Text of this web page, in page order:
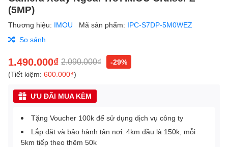
(5MP)
Thương hiệu: IMOU Mã sản phẩm: IPC-S7DP-5M0WEZ
So sánh
1.490.000₫ 2.090.000₫
-29%
(Tiết kiệm: 600.000₫)
ƯU ĐÃI MUA KÈM
Tặng Voucher 100k để sử dụng dịch vụ công ty
Lắp đặt và bảo hành tận nơi: 4km đầu là 150k, mỗi
5km tiếp theo thêm 50k